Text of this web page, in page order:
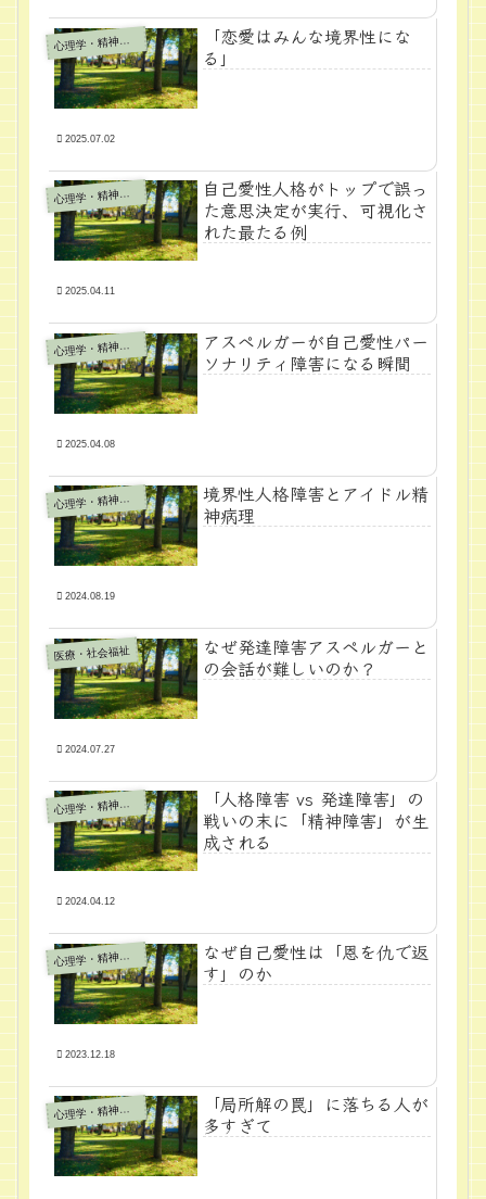
心
理学・精神医学
「恋愛はみんな境界性にな
る」
2025.07.02
心
理学・精神医学
自己愛性人格がトップで誤っ
た意思決定が実行、可視化さ
れた最たる例
2025.04.11
心
理学・精神医学
アスペルガーが自己愛性パー
ソナリティ障害になる瞬間
2025.04.08
心
理学・精神医学
境界性人格障害とアイドル精
神病理
2024.08.19
医療・社会福祉
なぜ発達障害アスペルガーと
の会話が難しいのか？
2024.07.27
心
理学・精神医学
「人格障害 vs 発達障害」の
戦いの末に「精神障害」が生
成される
2024.04.12
心
理学・精神医学
なぜ自己愛性は「恩を仇で返
す」のか
2023.12.18
心
理学・精神医学
「局所解の罠」に落ちる人が
多すぎて